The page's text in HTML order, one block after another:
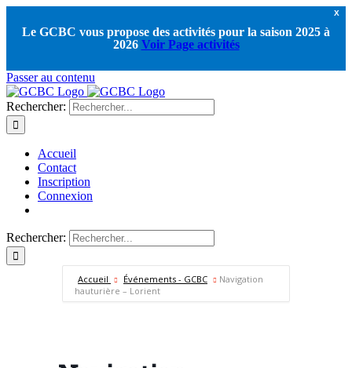
X
Le GCBC vous propose des activités pour la saison 2025 à
2026 Voir Page activités
Passer au contenu
Rechercher:
Accueil
Contact
Inscription
Connexion
Rechercher:
Accueil Événements - GCBC
Navigation
hauturière – Lorient